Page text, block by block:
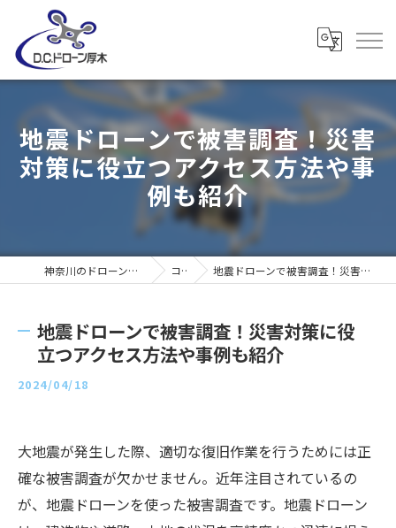
地震ドローンで被害調査！災害
対策に役立つアクセス方法や事
例も紹介
神奈川のドローンならD・C・ドローン厚木 コラム 地震ドローンで被害調査！災害対策に役立つアクセス方法や事例も紹介
地震ドローンで被害調査！災害対策に役
立つアクセス方法や事例も紹介
2024/04/18
大地震が発生した際、適切な復旧作業を行うためには正
確な被害調査が欠かせません。近年注目されているの
が、地震ドローンを使った被害調査です。地震ドローン